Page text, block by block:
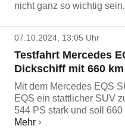
nicht ganz so wichtig sein.
07.10.2024, 13:05 Uhr
Testfahrt Mercedes
Dickschiff mit 660
Mit dem Mercedes EQS
EQS ein stattlicher SUV
544 PS stark und soll
Mehr